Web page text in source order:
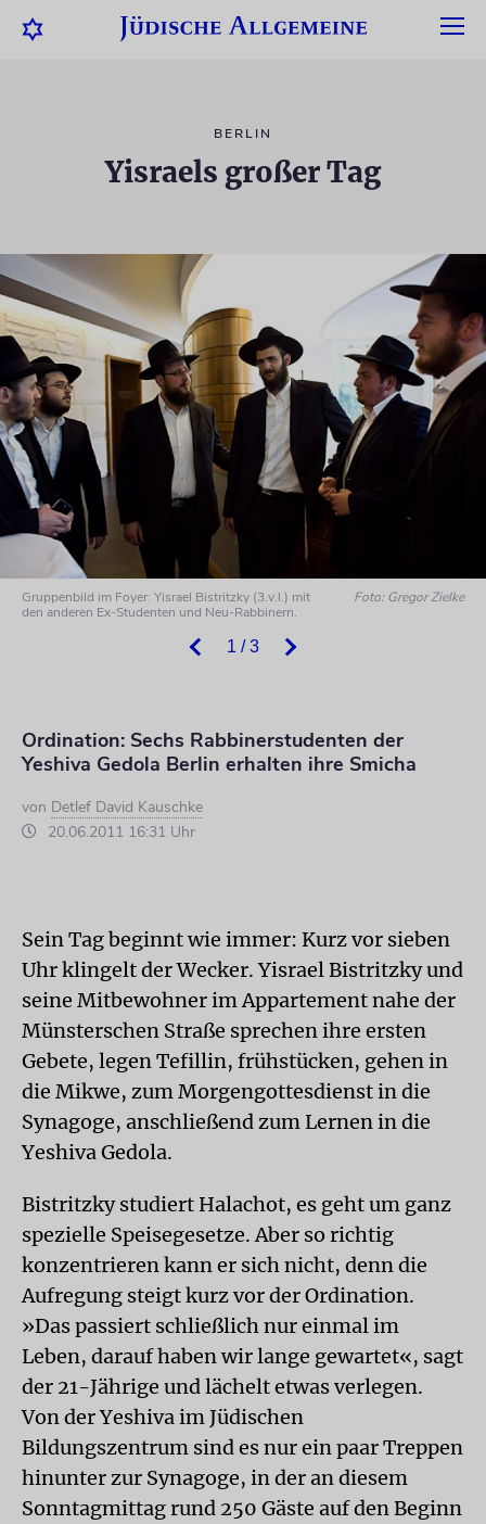
BERLIN
Yisraels großer Tag
1 / 3
Gruppenbild im Foyer: Yisrael Bistritzky (3.v.l.) mit
den anderen Ex-Studenten und Neu-Rabbinern.
Foto: Gregor Zielke
Ordination: Sechs Rabbinerstudenten der
Yeshiva Gedola Berlin erhalten ihre Smicha
von Detlef David Kauschke
20.06.2011 16:31 Uhr
Sein Tag beginnt wie immer: Kurz vor sieben
Uhr klingelt der Wecker. Yisrael Bistritzky und
seine Mitbewohner im Appartement nahe der
Münsterschen Straße sprechen ihre ersten
Gebete, legen Tefillin, frühstücken, gehen in
die Mikwe, zum Morgengottesdienst in die
Synagoge, anschließend zum Lernen in die
Yeshiva Gedola.
Bistritzky studiert Halachot, es geht um ganz
spezielle Speisegesetze. Aber so richtig
konzentrieren kann er sich nicht, denn die
Aufregung steigt kurz vor der Ordination.
»Das passiert schließlich nur einmal im
Leben, darauf haben wir lange gewartet«, sagt
der 21-Jährige und lächelt etwas verlegen.
Von der Yeshiva im Jüdischen
Bildungszentrum sind es nur ein paar Treppen
hinunter zur Synagoge, in der an diesem
Sonntagmittag rund 250 Gäste auf den Beginn